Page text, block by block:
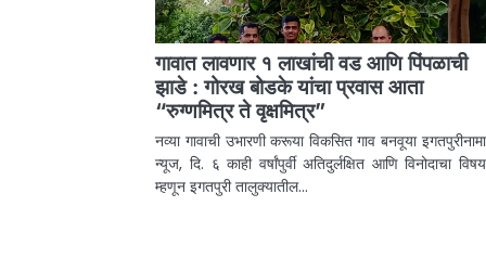
गावात लावणार १ लाखांची वड आणि पिंपळाची
झाडे : गोरख बोडके यांचा प्रवास आता
“रुग्णमित्र ते वृक्षमित्र”
नव्या गावाची उभारणी करूया विकसित गाव बनवूया इगतपुरीनामा
न्यूज, दि. ६ काही वर्षांपुर्वी अतिदुर्लक्षित आणि विनोदाचा विषय
म्हणून इगतपुरी तालुक्यातील…